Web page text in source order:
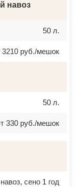
навоз
50 л.
руб./мешок
50 л.
330 руб./мешок
навоз, сено 1 год